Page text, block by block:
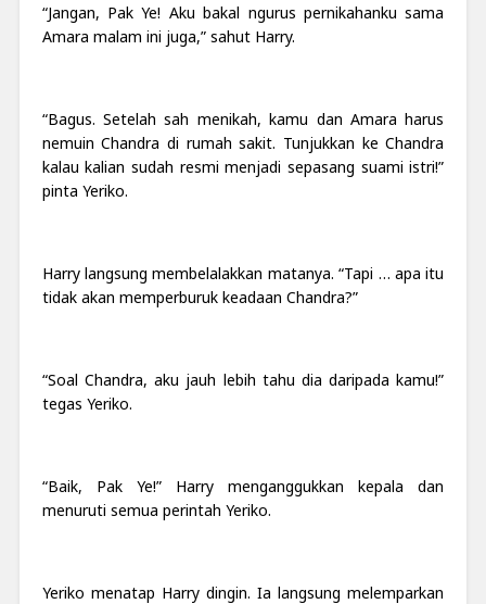
“Jangan, Pak Ye! Aku bakal ngurus pernikahanku sama
Amara malam ini juga,” sahut Harry.
“Bagus. Setelah sah menikah, kamu dan Amara harus
nemuin Chandra di rumah sakit. Tunjukkan ke Chandra
kalau kalian sudah resmi menjadi sepasang suami istri!”
pinta Yeriko.
Harry langsung membelalakkan matanya. “Tapi … apa itu
tidak akan memperburuk keadaan Chandra?”
“Soal Chandra, aku jauh lebih tahu dia daripada kamu!”
tegas Yeriko.
“Baik, Pak Ye!” Harry menganggukkan kepala dan
menuruti semua perintah Yeriko.
Yeriko menatap Harry dingin. Ia langsung melemparkan